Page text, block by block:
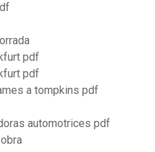
pdf
pdf
a tompkins pdf
automotrices pdf